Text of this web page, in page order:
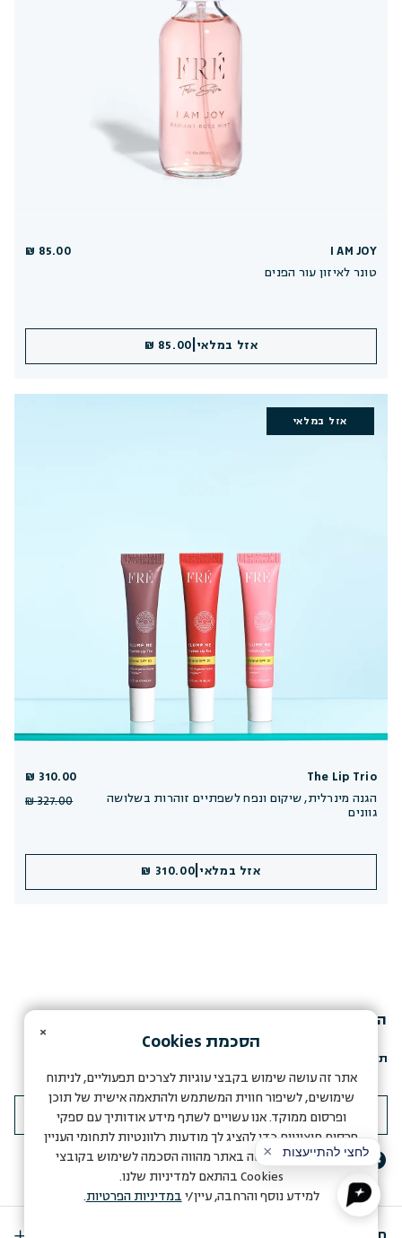
I AM JOY
טונר לאיזון עור הפנים
85.00 ₪
אזל במלאי 85.00 ₪
אזל במלאי
The Lip Trio
הגנה מינרלית, שיקום ונפח לשפתיים זוהרות בשלושה
גוונים
310.00 ₪
327.00 ₪
אזל במלאי 310.00 ₪
הירשמי לעולם של FRÉ
תהני מהטבות, טיפים והצעות שוות במיוחד מ-FRÉ
× הסכמת Cookies
אתר זה עושה שימוש בקבצי עוגיות לצרכים תפעוליים, לניתוח
שימושים, לשיפור חווית המשתמש ולהתאמה אישית של תוכן
ופרסום ממוקד. אנו עשויים לשתף מידע אודותיך עם ספקי
פרסום חיצוניים כדי להציג לך מודעות רלוונטיות לתחומי העניין
שלך. המשך הגלישה באתר מהווה הסכמה לשימוש בקובצי
Cookies בהתאם למדיניות שלנו.
למידע נוסף והרחבה, עיין/י במדיניות הפרטיות.